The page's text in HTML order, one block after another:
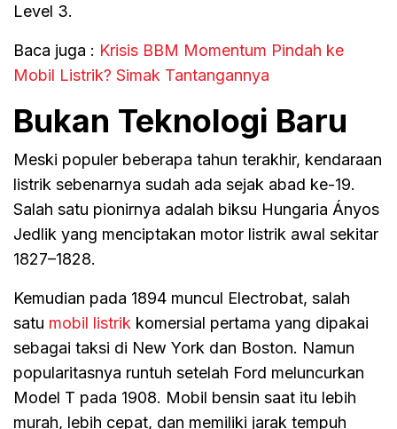
Level 3.
Baca juga : Krisis BBM Momentum Pindah ke
Mobil Listrik? Simak Tantangannya
Bukan Teknologi Baru
Meski populer beberapa tahun terakhir, kendaraan
listrik sebenarnya sudah ada sejak abad ke-19.
Salah satu pionirnya adalah biksu Hungaria Ányos
Jedlik yang menciptakan motor listrik awal sekitar
1827–1828.
Kemudian pada 1894 muncul Electrobat, salah
satu mobil listrik komersial pertama yang dipakai
sebagai taksi di New York dan Boston. Namun
popularitasnya runtuh setelah Ford meluncurkan
Model T pada 1908. Mobil bensin saat itu lebih
murah, lebih cepat, dan memiliki jarak tempuh